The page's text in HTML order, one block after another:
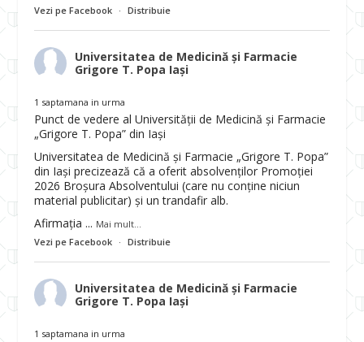
Vezi pe Facebook · Distribuie
Universitatea de Medicină și Farmacie
Grigore T. Popa Iași
1 saptamana in urma
Punct de vedere al Universității de Medicină și Farmacie
„Grigore T. Popa” din Iași
Universitatea de Medicină și Farmacie „Grigore T. Popa”
din Iași precizează că a oferit absolvenților Promoției
2026 Broșura Absolventului (care nu conține niciun
material publicitar) și un trandafir alb.
Afirmația ... Mai mult...
Vezi pe Facebook · Distribuie
Universitatea de Medicină și Farmacie
Grigore T. Popa Iași
1 saptamana in urma